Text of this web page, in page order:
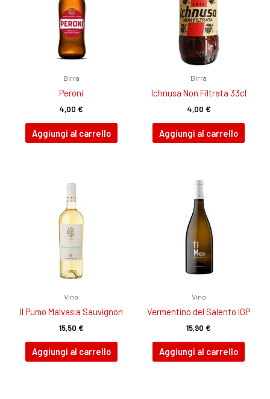
Birra
Peroni
4,00 €
Aggiungi al carrello
Birra
Ichnusa Non Filtrata 33cl
4,00 €
Aggiungi al carrello
Vino
Il Pumo Malvasia Sauvignon
15,50 €
Aggiungi al carrello
Vino
Vermentino del Salento IGP
15,90 €
Aggiungi al carrello